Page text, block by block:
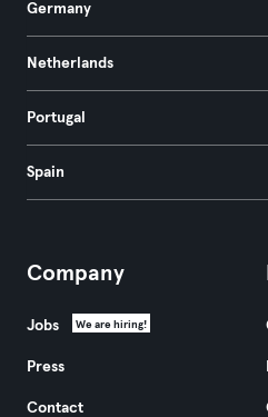
Germany
Netherlands
Portugal
Spain
Company
Jobs We are hiring!
Press
Contact